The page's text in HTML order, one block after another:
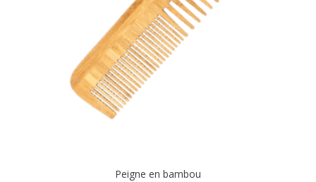
Peigne en bambou